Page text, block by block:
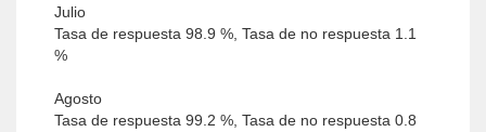
Julio
Tasa de respuesta 98.9 %, Tasa de no respuesta 1.1
%
Agosto
Tasa de respuesta 99.2 %, Tasa de no respuesta 0.8